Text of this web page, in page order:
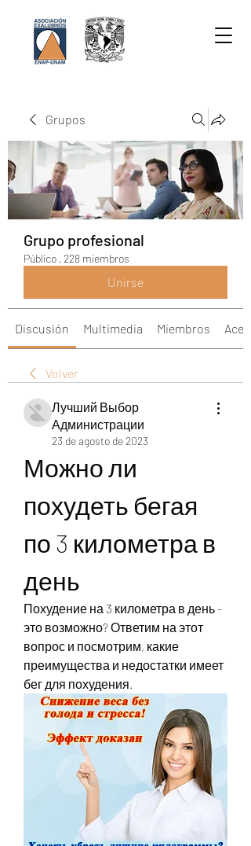
Grupos
Grupo profesional
Público · 228 miembros
Unirse
Discusión Multimedia Miembros
Volver
Лучший Выбор
Администрации
23 de agosto de 2023
Можно ли
похудеть бегая
по 3 километра в
день
Похудение на 3 километра в день -
это возможно? Ответим на этот
вопрос и посмотрим, какие
преимущества и недостатки имеет
бег для похудения.